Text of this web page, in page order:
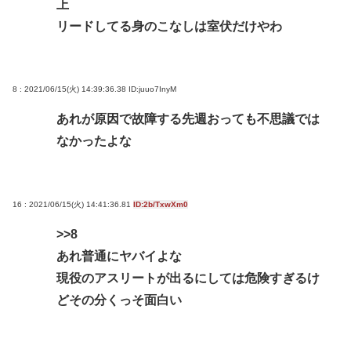
上
リードしてる身のこなしは室伏だけやわ
8 : 2021/06/15(火) 14:39:36.38 ID:juuo7InyM
あれが原因で故障する先週おっても不思議では
なかったよな
16 : 2021/06/15(火) 14:41:36.81 ID:2b/TxwXm0
>>8
あれ普通にヤバイよな
現役のアスリートが出るにしては危険すぎるけ
どその分くっそ面白い